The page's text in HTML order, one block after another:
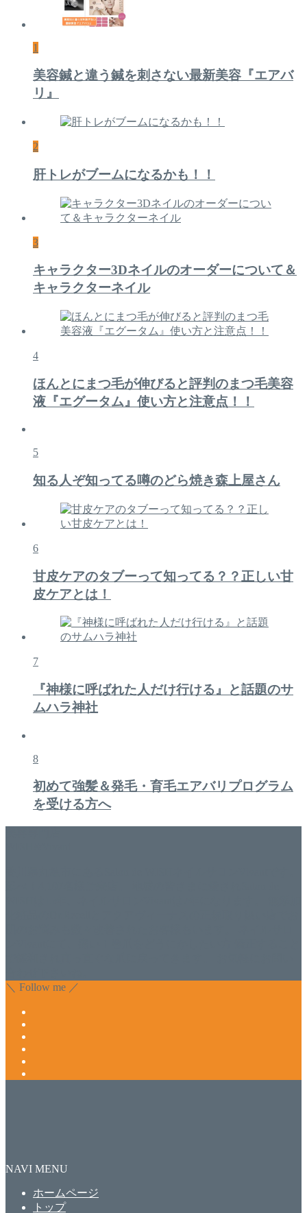
1
美容鍼と違う鍼を刺さない最新美容『エアバ
リ』
2
肝トレがブームになるかも！！
3
キャラクター3Dネイルのオーダーについて＆
キャラクターネイル
4
ほんとにまつ毛が伸びると評判のまつ毛美容
液『エグータム』使い方と注意点！！
5
知る人ぞ知ってる噂のどら焼き森上屋さん
6
甘皮ケアのタブーって知ってる？？正しい甘
皮ケアとは！
7
『神様に呼ばれた人だけ行ける』と話題のサ
ムハラ神社
8
初めて強髪＆発毛・育毛エアバリプログラム
を受ける方へ
＼ Follow me ／
NAVI MENU
ホームページ
トップ